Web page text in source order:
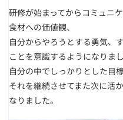
研修が始まってからコミュニ
食材への価値観、
自分からやろうとする勇気、
ことを意識するようになりまし
自分の中でしっかりとした目
それを継続させてまた次に活
なりました。